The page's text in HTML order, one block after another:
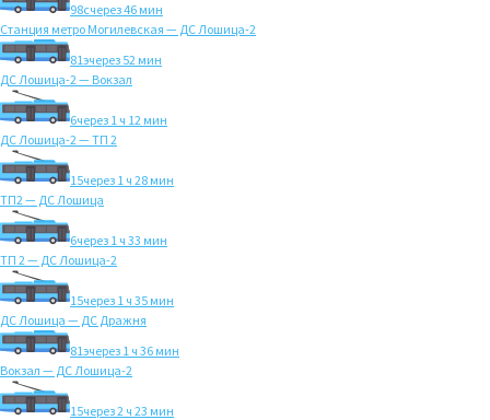
98счерез 46 мин
Станция метро Могилевская — ДС Лошица-2
81эчерез 52 мин
ДС Лошица-2 — Вокзал
6через 1 ч 12 мин
ДС Лошица-2 — ТП 2
15через 1 ч 28 мин
ТП2 — ДС Лошица
6через 1 ч 33 мин
ТП 2 — ДС Лошица-2
15через 1 ч 35 мин
ДС Лошица — ДС Дражня
81эчерез 1 ч 36 мин
Вокзал — ДС Лошица-2
15через 2 ч 23 мин